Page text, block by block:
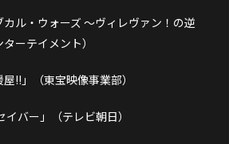
ル・ウォーズ ～ヴィレヴァン！の逆
ーテイメント）
!!」（東宝映像事業部）
バー」（テレビ朝日）